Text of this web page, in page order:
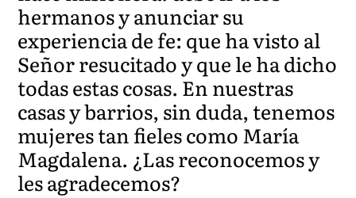
hermanos y anunciar su
experiencia de fe: que ha visto al
Señor resucitado y que le ha dicho
todas estas cosas. En nuestras
casas y barrios, sin duda, tenemos
mujeres tan fieles como María
Magdalena. ¿Las reconocemos y
les agradecemos?